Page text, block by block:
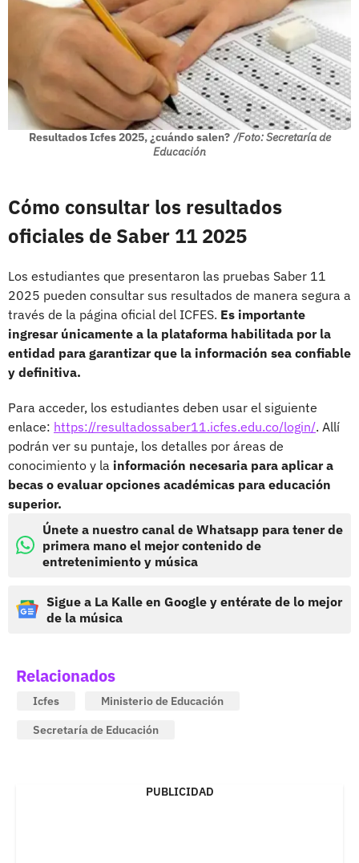
Resultados Icfes 2025, ¿cuándo salen? /Foto: Secretaría de
Educación
Cómo consultar los resultados
oficiales de Saber 11 2025
Los estudiantes que presentaron las pruebas Saber 11
2025 pueden consultar sus resultados de manera segura a
través de la página oficial del ICFES. Es importante
ingresar únicamente a la plataforma habilitada por la
entidad para garantizar que la información sea confiable
y definitiva.
Para acceder, los estudiantes deben usar el siguiente
enlace: https://resultadossaber11.icfes.edu.co/login/. Allí
podrán ver su puntaje, los detalles por áreas de
conocimiento y la información necesaria para aplicar a
becas o evaluar opciones académicas para educación
superior.
Únete a nuestro canal de Whatsapp para tener de
primera mano el mejor contenido de
entretenimiento y música
Sigue a La Kalle en Google y entérate de lo mejor
de la música
Relacionados
Icfes
Ministerio de Educación
Secretaría de Educación
PUBLICIDAD